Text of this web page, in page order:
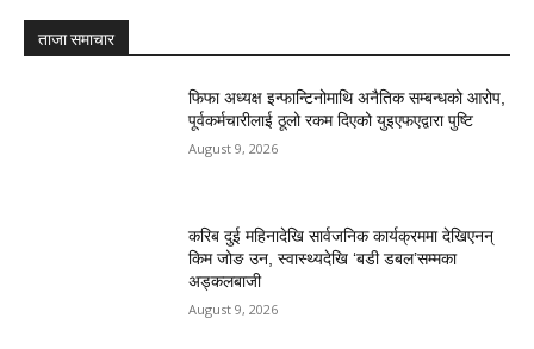
ताजा समाचार
फिफा अध्यक्ष इन्फान्टिनोमाथि अनैतिक सम्बन्धको आरोप,
पूर्वकर्मचारीलाई ठूलो रकम दिएको युइएफएद्वारा पुष्टि
August 9, 2026
करिब दुई महिनादेखि सार्वजनिक कार्यक्रममा देखिएनन्
किम जोङ उन, स्वास्थ्यदेखि ‘बडी डबल’सम्मका
अड्कलबाजी
August 9, 2026